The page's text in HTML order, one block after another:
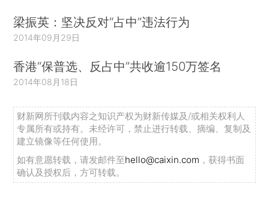
梁振英：坚决反对“占中”违法行为
2014年09月29日
香港“保普选、反占中”共收逾150万签名
2014年08月18日
财新网所刊载内容之知识产权为财新传媒及/或相关权利人
专属所有或持有。未经许可，禁止进行转载、摘编、复制及
建立镜像等任何使用。
如有意愿转载，请发邮件至hello@caixin.com ，获得书面
确认及授权后，方可转载。